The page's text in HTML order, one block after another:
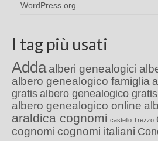
WordPress.org
I tag più usati
Adda alberi genealogici
albero genealogico famiglia
gratis albero genealogico
albero genealogico online
araldica cognomi castello Trezzo
cognomi cognomi italiani